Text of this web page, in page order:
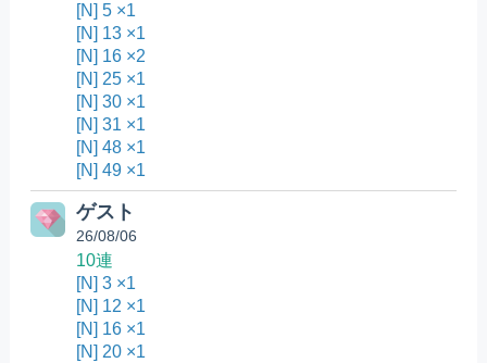
[N] 5 ×1
[N] 13 ×1
[N] 16 ×2
[N] 25 ×1
[N] 30 ×1
[N] 31 ×1
[N] 48 ×1
[N] 49 ×1
ゲスト
26/08/06
10連
[N] 3 ×1
[N] 12 ×1
[N] 16 ×1
[N] 20 ×1